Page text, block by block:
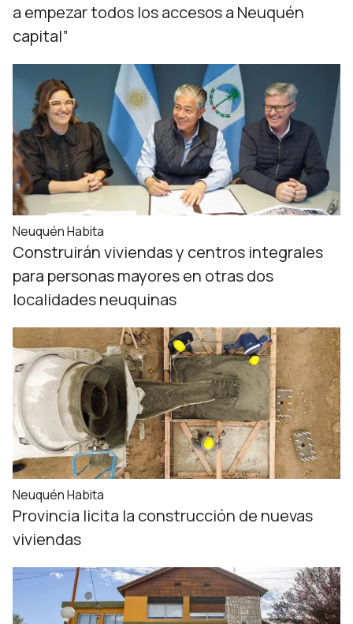
a empezar todos los accesos a Neuquén
capital”
Neuquén Habita
Construirán viviendas y centros integrales
para personas mayores en otras dos
localidades neuquinas
Neuquén Habita
Provincia licita la construcción de nuevas
viviendas